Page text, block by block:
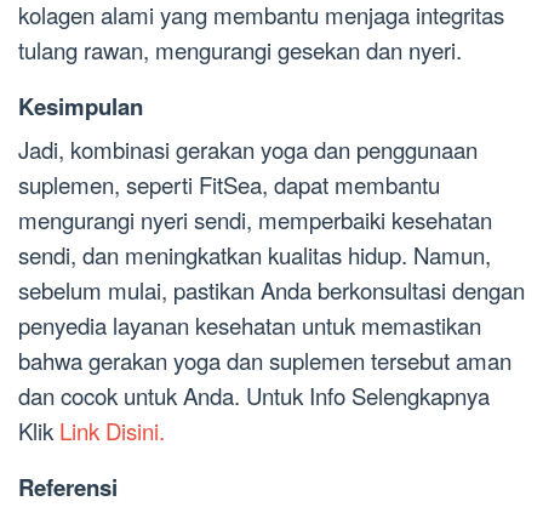
kolagen alami yang membantu menjaga integritas
tulang rawan, mengurangi gesekan dan nyeri.
Kesimpulan
Jadi, kombinasi gerakan yoga dan penggunaan
suplemen, seperti FitSea, dapat membantu
mengurangi nyeri sendi, memperbaiki kesehatan
sendi, dan meningkatkan kualitas hidup. Namun,
sebelum mulai, pastikan Anda berkonsultasi dengan
penyedia layanan kesehatan untuk memastikan
bahwa gerakan yoga dan suplemen tersebut aman
dan cocok untuk Anda. Untuk Info Selengkapnya
Klik Link Disini.
Referensi